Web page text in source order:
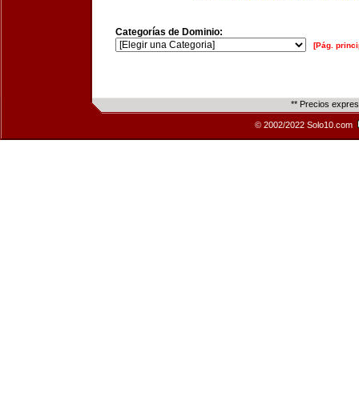
Categorías de Dominio:
[Pág.
** Precios
© 2002/2022 Solo10.com